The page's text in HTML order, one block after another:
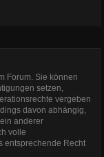
Forum. Sie können
setzen,
vergeben
davon abhängig,
anderer
volle
entsprechende Recht